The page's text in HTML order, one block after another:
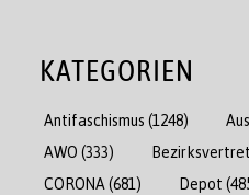
KATEGORIEN
Antifaschismus (1248)
AWO (333)
CORONA (681) Depot